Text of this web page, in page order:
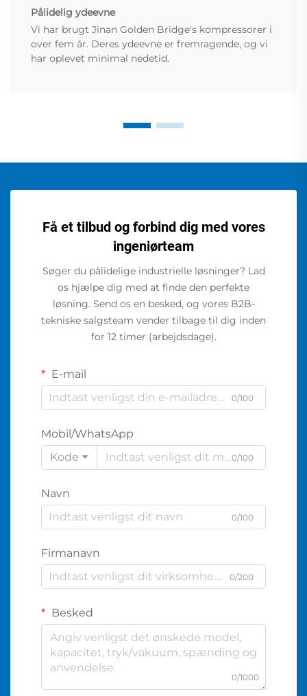
Pålidelig ydeevne
Vi har brugt Jinan Golden Bridge's kompressorer i
over fem år. Deres ydeevne er fremragende, og vi
har oplevet minimal nedetid.
Få et tilbud og forbind dig med vores
ingeniørteam
Søger du pålidelige industrielle løsninger? Lad
os hjælpe dig med at finde den perfekte
løsning. Send os en besked, og vores B2B-
tekniske salgsteam vender tilbage til dig inden
for 12 timer (arbejdsdage).
E-mail
0/100
Mobil/WhatsApp
Kode
0/100
Navn
0/100
Firmanavn
0/200
Besked
0/1000